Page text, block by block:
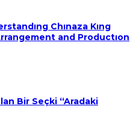
Chınaza Kıng
and Productıon
Bir Seçki “Aradaki